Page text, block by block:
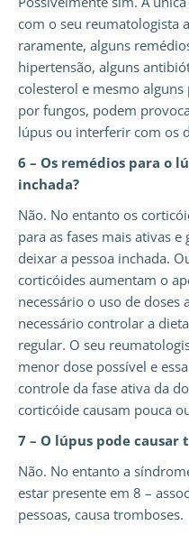
com o seu reumatologista
raramente, alguns
hipertensão, alguns
colesterol e mesmo
por fungos, podem
lúpus ou interferir com os
6 – Os remédios para o
inchada?
Não. No entanto os
para as fases mais ativas
deixar a pessoa inchada.
corticóides aumentam o
necessário o uso de doses
necessário controlar a
regular. O seu
menor dose possível e
controle da fase ativa da
corticóide causam pouca
7 – O lúpus pode causar
Não. No entanto a
estar presente em 8 –
pessoas, causa tromboses.